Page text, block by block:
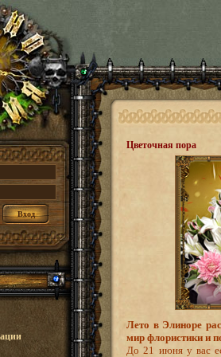
Цветочная пора
Лето в Элиноре
мир флористики и
До 21 июня у вас